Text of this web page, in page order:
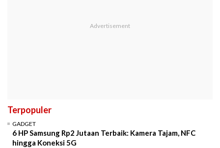
Terpopuler
GADGET
6 HP Samsung Rp2 Jutaan Terbaik: Kamera Tajam, NFC
hingga Koneksi 5G